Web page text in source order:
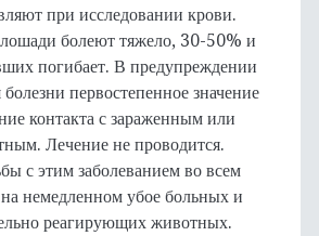
при исследовании крови.
болеют тяжело, 30-50% и
погибает. В предупреждении
первостепенное значение
контакта с зараженным или
Лечение не проводится.
с этим заболеванием во всем
немедленном убое больных и
реагирующих животных.